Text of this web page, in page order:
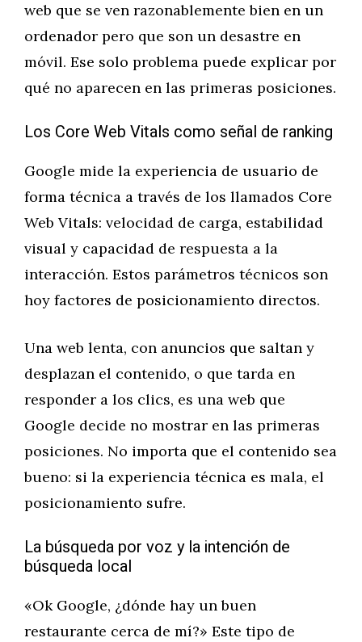
web que se ven razonablemente bien en un
ordenador pero que son un desastre en
móvil. Ese solo problema puede explicar por
qué no aparecen en las primeras posiciones.
Los Core Web Vitals como señal de ranking
Google mide la experiencia de usuario de
forma técnica a través de los llamados Core
Web Vitals: velocidad de carga, estabilidad
visual y capacidad de respuesta a la
interacción. Estos parámetros técnicos son
hoy factores de posicionamiento directos.
Una web lenta, con anuncios que saltan y
desplazan el contenido, o que tarda en
responder a los clics, es una web que
Google decide no mostrar en las primeras
posiciones. No importa que el contenido sea
bueno: si la experiencia técnica es mala, el
posicionamiento sufre.
La búsqueda por voz y la intención de
búsqueda local
«Ok Google, ¿dónde hay un buen
restaurante cerca de mí?» Este tipo de